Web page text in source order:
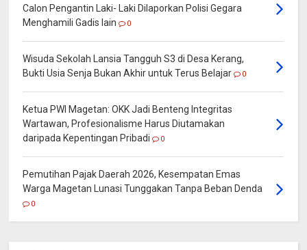
Calon Pengantin Laki- Laki Dilaporkan Polisi Gegara
Menghamili Gadis lain
0
Wisuda Sekolah Lansia Tangguh S3 di Desa Kerang,
Bukti Usia Senja Bukan Akhir untuk Terus Belajar
0
Ketua PWI Magetan: OKK Jadi Benteng Integritas
Wartawan, Profesionalisme Harus Diutamakan
daripada Kepentingan Pribadi
0
Pemutihan Pajak Daerah 2026, Kesempatan Emas
Warga Magetan Lunasi Tunggakan Tanpa Beban Denda
0